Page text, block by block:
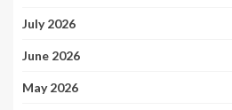
July 2026
June 2026
May 2026